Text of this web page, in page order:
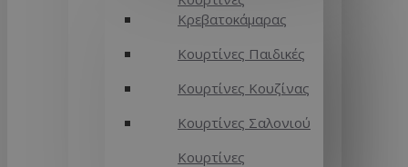
Κρεβατοκάμαρας
Κουρτίνες Παιδικές
Κουρτίνες Κουζίνας
Κουρτίνες Σαλονιού
Κουρτίνες